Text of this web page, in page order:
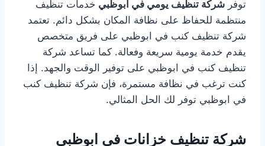
توفر شركة تنظيف يومي في ابوظبي خدمات تنظيف
منتظمة للحفاظ على نظافة المكان بشكل دائم. تعتمد
شركة تنظيف كنب في ابوظبي على فريق متخصص
يقدم خدمة يومية سريعة وفعالة. كما تساعد شركة
تنظيف كنب في ابوظبي على توفير الوقت والجهد. إذا
كنت ترغب في نظافة مستمرة، فإن شركة تنظيف كنب
في ابوظبي توفر لك الحل المثالي.
شركة تنظيف خزانات في ابوظبي